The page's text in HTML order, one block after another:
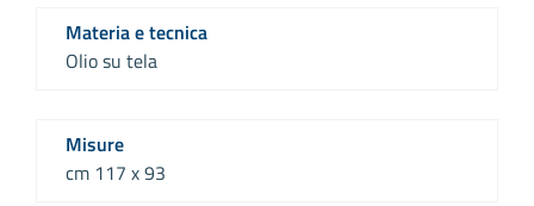
Materia e tecnica
Olio su tela
Misure
cm 117 x 93